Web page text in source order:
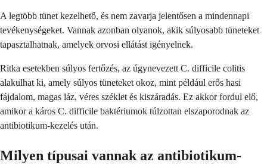
A legtöbb tünet kezelhető, és nem zavarja jelentősen a mindennapi
tevékenységeket. Vannak azonban olyanok, akik súlyosabb tüneteket
tapasztalhatnak, amelyek orvosi ellátást igényelnek.
Ritka esetekben súlyos fertőzés, az úgynevezett C. difficile colitis
alakulhat ki, amely súlyos tüneteket okoz, mint például erős hasi
fájdalom, magas láz, véres széklet és kiszáradás. Ez akkor fordul elő,
amikor a káros C. difficile baktériumok túlzottan elszaporodnak az
antibiotikum-kezelés után.
Milyen típusai vannak az antibiotikum-